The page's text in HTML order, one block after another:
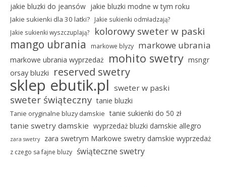
jakie bluzki do jeansów jakie bluzki modne w tym roku
Jakie sukienki dla 30 latki?
Jakie sukienki odmładzają?
Jakie sukienki wyszczuplają?
kolorowy sweter w paski
mango ubrania markowe blyzy markowe ubrania
markowe ubrania wyprzedaż mohito swetry msngr
orsay bluzki
reserved swetry
sklep ebutik.pl sweter w paski
sweter świąteczny tanie bluzki
Tanie oryginalne bluzy damskie tanie sukienki do 50 zł
tanie swetry damskie wyprzedaż bluzki damskie allegro
zara swetry zara swetrym Markowe swetry damskie wyprzedaż
z czego sa fajne bluzy świąteczne swetry